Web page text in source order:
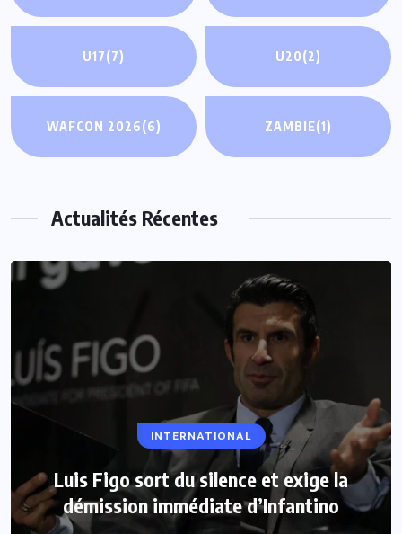
U17(7) U20(2)
WAFCON 2026(6) ZAMBIE(1)
Actualités Récentes
INTERNATIONAL
Luis Figo sort du silence et exige la
démission immédiate d’Infantino